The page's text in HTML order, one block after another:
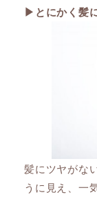
▶︎とにかく髪
髪にツヤがな
うに見え、一